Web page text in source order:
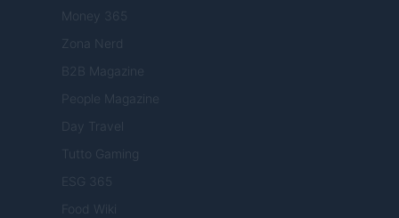
Money 365
Zona Nerd
B2B Magazine
People Magazine
Day Travel
Tutto Gaming
ESG 365
Food Wiki